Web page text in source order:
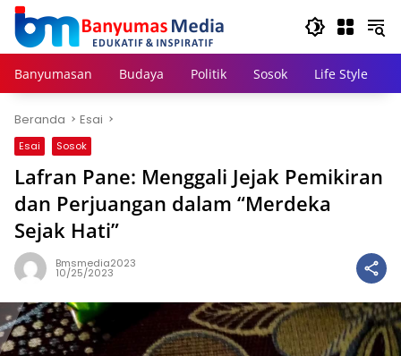
Langsung
konten
Banyumasan Budaya Politik Sosok Life Style
Beranda Esai
Esai Sosok
Lafran Pane: Menggali Jejak Pemikiran
dan Perjuangan dalam “Merdeka
Sejak Hati”
Bmsmedia2023
10/25/2023